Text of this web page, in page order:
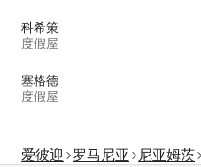
科希策
度假屋
塞格德
度假屋
爱彼迎 罗马尼亚 尼亚姆茨